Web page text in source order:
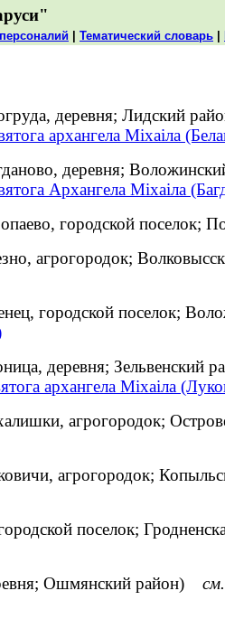
Тематический словарь
деревня; Лидский
архангела Міхаіла
деревня;
Архангела Міхаіла
городской поселок;
агрогородок;
городской поселок;
деревня; Зельвенский
архангела Міхаіла
агрогородок;
агрогородок;
поселок;
Ошмянский район) см.